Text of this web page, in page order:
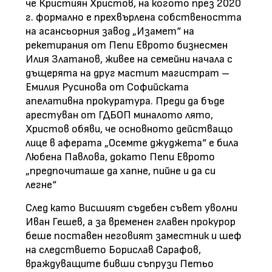
че Кристиян Христов, на когото през 2020
г. формално е прехвърлена собствеността
на асансьорния завод „Изамет“ на
рекетирания от Пепи Еврото бизнесмен
Илия Златанов, живее на семейни начала с
дъщерята на друг мастит магистрат –
Емилия Русинова от Софийската
апелативна прокуратура. Преди да бъде
арестуван от ГДБОП миналото лято,
Христов обяви, че основното действащо
лице в аферата „Осемте джуджета“ е била
Любена Павлова, докато Пепи Еврото
„предпочиташе да хапне, пийне и да си
легне“
След като Висшият съдебен съвет уволни
Иван Гешев, а за временен главен прокурор
беше поставен неговият заместник и шеф
на следствието Борислав Сарафов,
враждуващите бивши съпрузи Петьо